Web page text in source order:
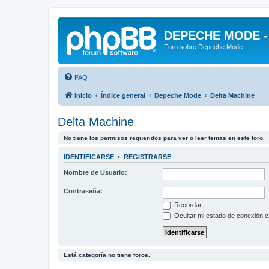
DEPECHE MODE
Foro sobre Depeche Mode
FAQ
Inicio Índice general Depeche Mode Delta Machine
Delta Machine
No tiene los permisos requeridos para ver o leer temas en este foro.
IDENTIFICARSE • REGISTRARSE
Nombre de Usuario:
Contraseña:
Recordar
Ocultar mi estado de conexión
Está categoría no tiene foros.